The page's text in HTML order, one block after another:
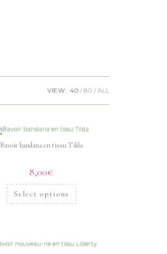
VIEW: 40 80 ALL
Bavoir bandana en tissu Tilda
8,00€
Select options